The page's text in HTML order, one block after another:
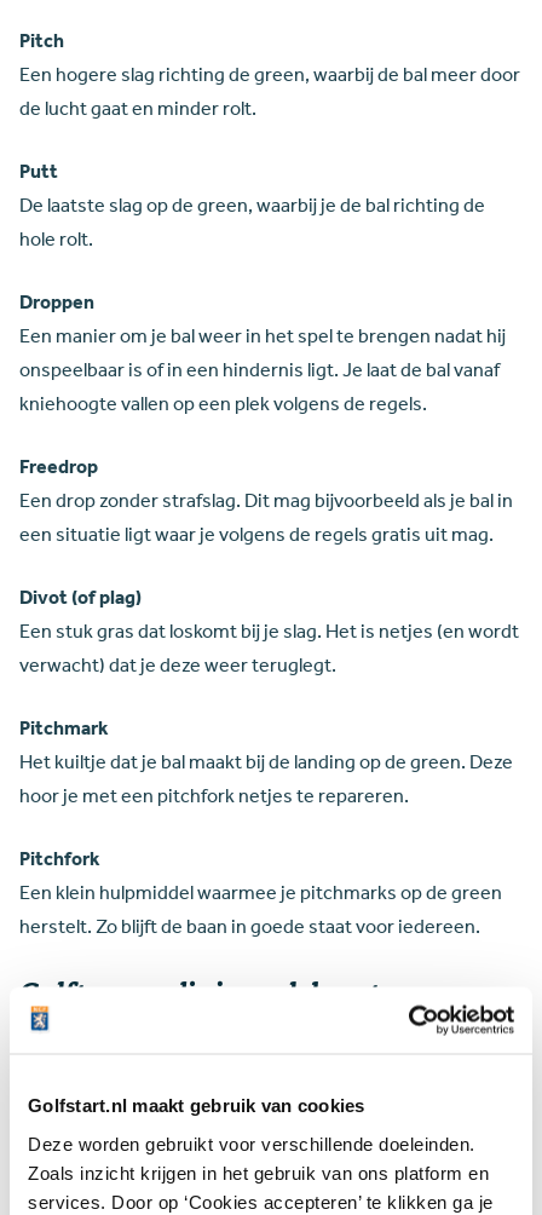
Golfstart.nl maakt gebruik van cookies
Deze worden gebruikt voor verschillende doeleinden.
Zoals inzicht krijgen in het gebruik van ons platform en
services. Door op ‘Cookies accepteren’ te klikken ga je
Pitch
Een hogere slag richting de green, waarbij de bal meer door
de lucht gaat en minder rolt.
Putt
De laatste slag op de green,waarbij je de bal richting de
hole rolt.
Droppen
Een manier om je bal weer in het spel te brengen nadat hij
onspeelbaar is of in een hindernis ligt. Je laat de bal vanaf
kniehoogte vallen op een plek volgens de regels.
Freedrop
Een drop zonder strafslag. Dit mag bijvoorbeeld als je bal in
een situatie ligt waar je volgens de regels gratis uit mag.
Divot (of plag)
Een stuk gras dat loskomt bij je slag. Het is netjes (en wordt
verwacht) dat je deze weer teruglegt.
Pitchmark
Het kuiltje dat je bal maakt bij de landing op de green. Deze
hoor je met een pitchfork netjes te repareren.
Pitchfork
Een klein hulpmiddel waarmee je pitchmarks op de green
herstelt. Zo blijft de baan in goede staat voor iedereen.
Golftermen die je vaak hoort
Dit zijn golftermen die je vaak hoort als je samen met
Flight
Het groepje golfers (meestal 2 tot 4 personen) waarmee je